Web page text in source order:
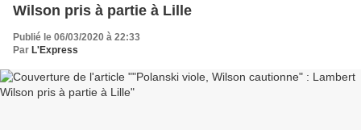
Wilson pris à partie à Lille
Publié le 06/03/2020 à 22:33
Par L'Express